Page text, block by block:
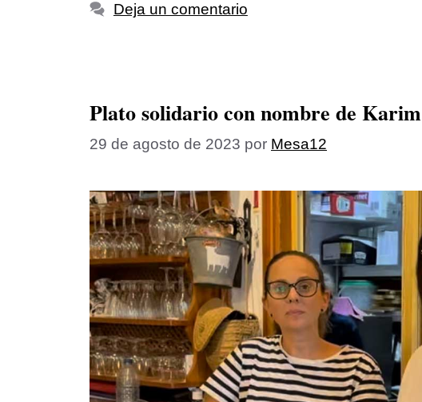
Deja un comentario
Plato solidario con nombre de Karim
29 de agosto de 2023 por Mesa12